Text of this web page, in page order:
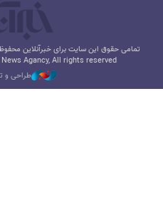
تمامی حقوق این سایت برای خبرآنلاین
Agancy, All rights reserved
طراحی و